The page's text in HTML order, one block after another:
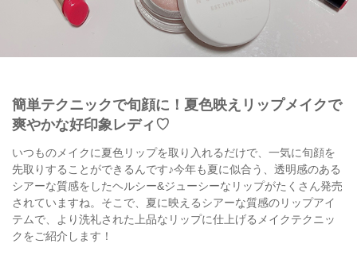
簡単テクニックで旬顔に！夏色映えリップメイクで
爽やかな好印象レディ♡
いつものメイクに夏色リップを取り入れるだけで、一気に旬顔を
先取りすることができるんです♪今年も夏に似合う、透明感のある
シアーな質感をしたヘルシー&ジューシーなリップがたくさん発売
されていますね。そこで、夏に映えるシアーな質感のリップアイ
テムで、より洗礼された上品なリップに仕上げるメイクテクニッ
クをご紹介します！